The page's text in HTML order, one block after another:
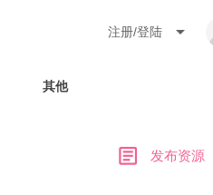
注册/登陆 arrow_drop_down
其他
article 发布资源